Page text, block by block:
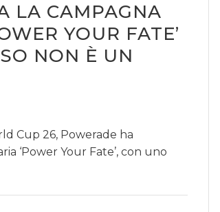
LA CAMPAGNA
YOUR FATE’
NON È UN
Cup 26, Powerade ha
‘Power Your Fate’, con uno